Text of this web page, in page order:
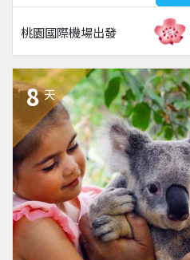
桃園國際機場出發
8 天